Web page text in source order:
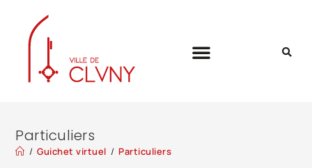
Particuliers
/ Guichet virtuel / Particuliers